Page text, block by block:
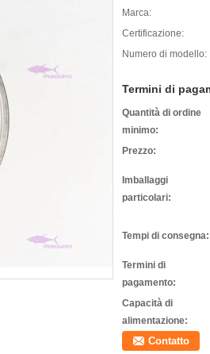
Marca:
Certificazione:
Numero di modello:
Termini di
Quantità di ordine
minimo:
Prezzo:
Imballaggi
particolari:
Tempi di consegna:
Termini di
pagamento:
Capacità di
alimentazione:
Contatto